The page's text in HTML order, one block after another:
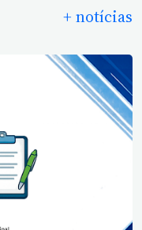
+ notícias